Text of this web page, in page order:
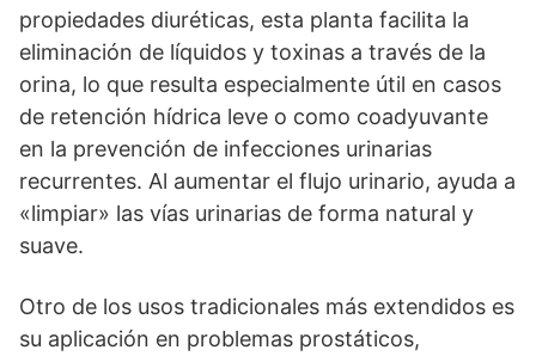
propiedades diuréticas, esta planta facilita la
eliminación de líquidos y toxinas a través de la
orina, lo que resulta especialmente útil en casos
de retención hídrica leve o como coadyuvante
en la prevención de infecciones urinarias
recurrentes. Al aumentar el flujo urinario, ayuda a
«limpiar» las vías urinarias de forma natural y
suave.
Otro de los usos tradicionales más extendidos es
su aplicación en problemas prostáticos,